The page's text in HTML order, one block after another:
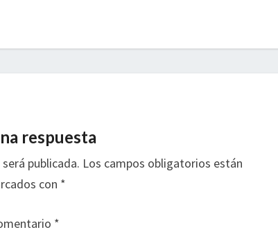
respuesta
publicada. Los campos obligatorios están
con *
*